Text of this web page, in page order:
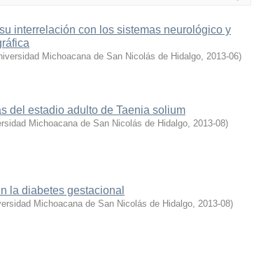
interrelación con los sistemas neurológico y
Michoacana de San Nicolás de Hidalgo, 2013-06)
del estadio adulto de Taenia solium
Michoacana de San Nicolás de Hidalgo, 2013-08)
la diabetes gestacional
Michoacana de San Nicolás de Hidalgo, 2013-08)